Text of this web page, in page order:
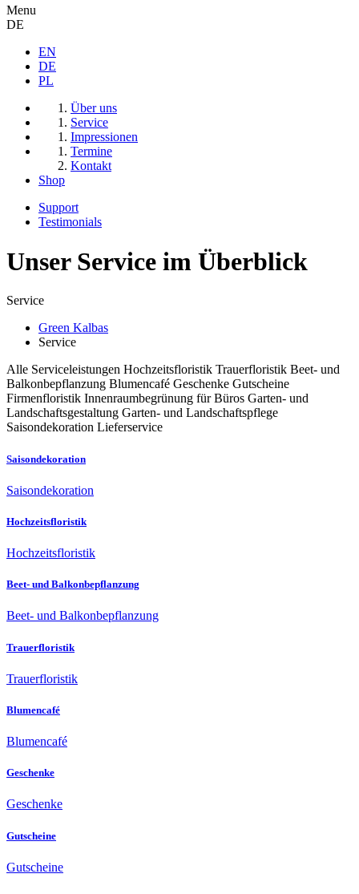
Menu
DE
EN
DE
PL
Über uns
Service
Impressionen
Termine
Kontakt
Shop
Support
Testimonials
Unser Service im Überblick
Service
Green Kalbas
Service
Alle Serviceleistungen Hochzeitsfloristik Trauerfloristik Beet- und
Balkonbepflanzung Blumencafé Geschenke Gutscheine
Firmenfloristik Innenraumbegrünung für Büros Garten- und
Landschaftsgestaltung Garten- und Landschaftspflege
Saisondekoration Lieferservice
Saisondekoration
Saisondekoration
Hochzeitsfloristik
Hochzeitsfloristik
Beet- und Balkonbepflanzung
Beet- und Balkonbepflanzung
Trauerfloristik
Trauerfloristik
Blumencafé
Blumencafé
Geschenke
Geschenke
Gutscheine
Gutscheine